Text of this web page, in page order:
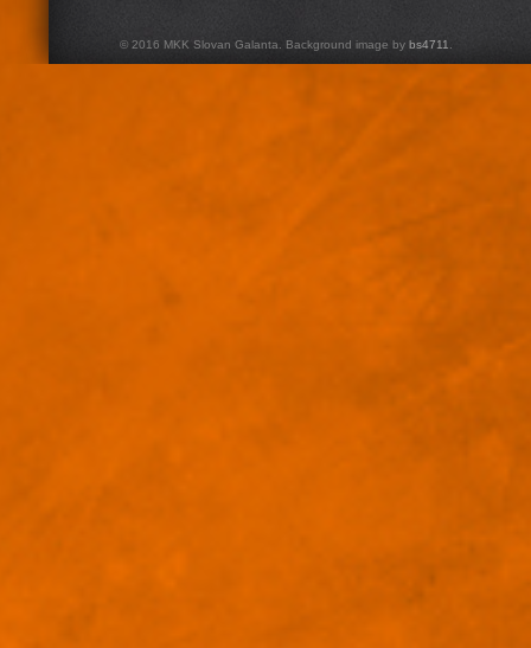
© 2016 MKK Slovan Galanta. Background image by bs4711